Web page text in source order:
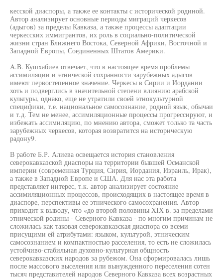
кесской диаспоры, а также ее контакты с исторической родиной.
Автор анализирует основные периоды миграций черкесов
(адыгов) за пределы Кавказа, а также процессы адаптации
черкесских иммигрантов, их роль в социально-политической
жизни стран Ближнего Востока, Северной Африки, Восточной и
Западной Европы, Соединенных Штатов Америки.
A.B. Кушхабиев отвечает, что в настоящее время проблемы
ассимиляции и этнической сохранности зарубежных адыгов
имеют первостепенное значение. Черкесы в Сирии и Иордании
хоть и подверглись в значительной степени влиянию арабской
культуры, однако, еще не утратили своей этнокультурной
специфики, т.е. национальное самосознание, родной язык, обычаи
и т.д. Тем не менее, ассимиляционные процессы прогрессируют, и
избежать ассимиляцию, по мнению автора, сможет только та часть
зарубежных черкесов, которая возвратится на историческую
радону9.
В работе Б.Р. Алиева освещается история становления
северокавказской диаспоры на территории бывшей Османской
империи (современная Турция, Сирия, Иордания, Израиль, Ирак),
а также в Западной Европе и США. Для нас эта работа
представляет интерес, т.к. автор анализирует состояние
ассимиляционных процессов, происходящих в настоящее время в
диаспоре, перспективы ее этнического самосохранения. Автор
приходит к выводу, что «до второй половины XIX в. за пределами
этнической родины - Северного Кавказа - по многим причинам не
сложилась как таковая северокавказская диаспора со всеми
присущими ей атрибутами: языком, культурой, этническим
самосознанием и компактностью расселения, то есть не сложилась
устойчиво-стабильная духовно-культурная общность
северокавказских народов за рубежом. Она сформировалась лишь
после массового выселения или вынужденного переселения сотен
тысяч представителей народов Северного Кавказа всех возрастных